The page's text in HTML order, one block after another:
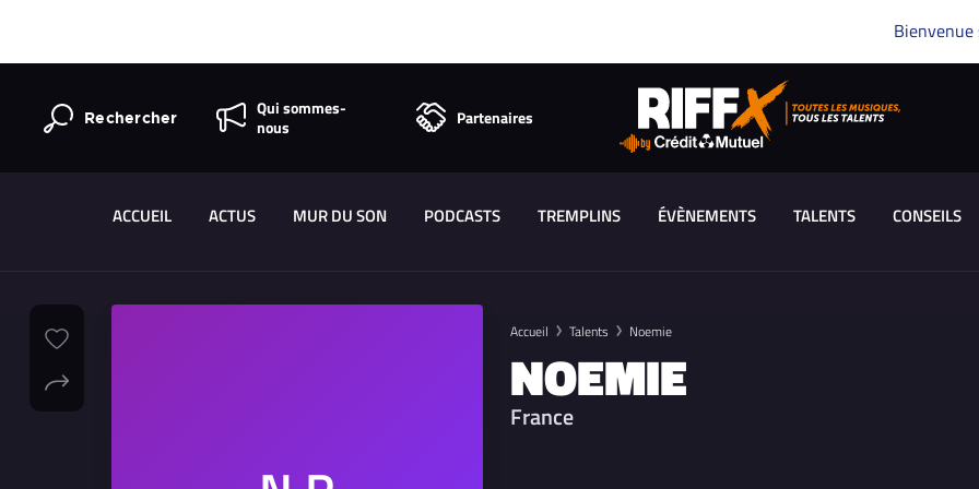
Bienvenue
Rechercher
Qui sommes-
nous
Partenaires
ACCUEIL ACTUS MUR DU SON PODCASTS TREMPLINS ÉVÈNEMENTS TALENTS CONSEILS
Accueil Talents Noemie
NOEMIE
France